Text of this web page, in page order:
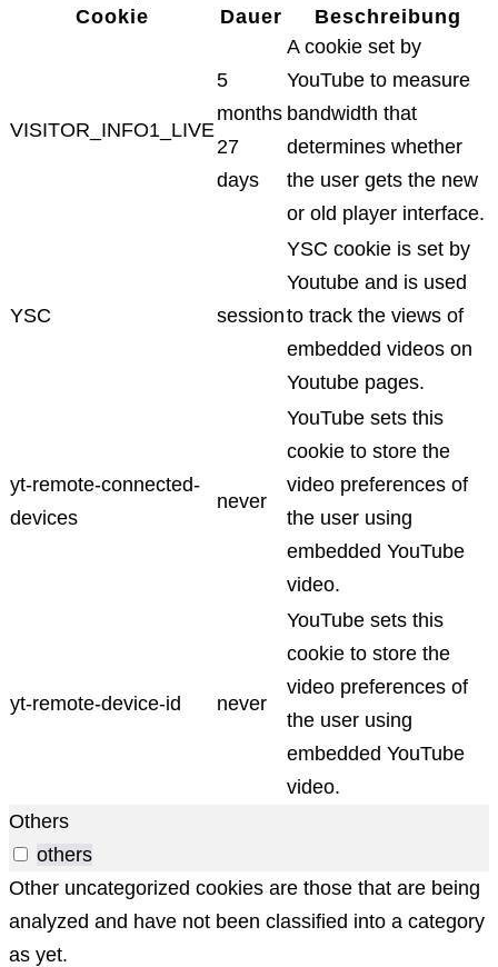
Cookie
Dauer Beschreibung
VISITOR_INFO1_LIVE
5
months
27
days
A cookie set by
YouTube to measure
bandwidth that
determines whether
the user gets the new
or old player interface.
YSC session
YSC cookie is set by
Youtube and is used
to track the views of
embedded videos on
Youtube pages.
yt-remote-connected-
devices
never
YouTube sets this
cookie to store the
video preferences of
the user using
embedded YouTube
video.
yt-remote-device-id never
YouTube sets this
cookie to store the
video preferences of
the user using
embedded YouTube
video.
Others
others
Other uncategorized cookies are those that are being
analyzed and have not been classified into a category
as yet.